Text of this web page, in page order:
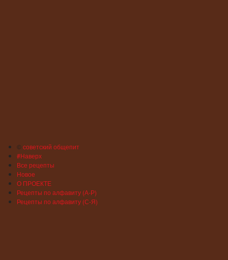
©советский общепит
#Наверх
Все рецепты
Новое
О ПРОЕКТЕ
Рецепты по алфавиту (А-Р)
Рецепты по алфавиту (С-Я)